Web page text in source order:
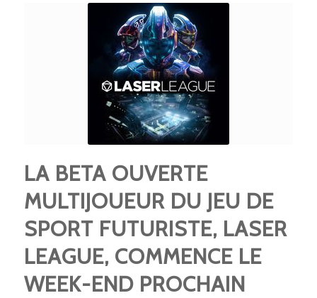
LA BETA OUVERTE
MULTIJOUEUR DU JEU DE
SPORT FUTURISTE, LASER
LEAGUE, COMMENCE LE
WEEK-END PROCHAIN